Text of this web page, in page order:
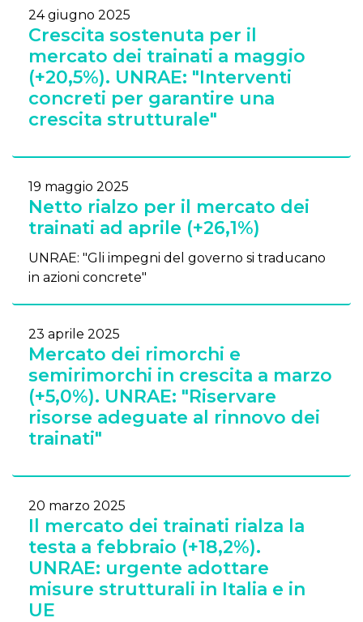
24 giugno 2025
Crescita sostenuta per il
mercato dei trainati a maggio
(+20,5%). UNRAE: "Interventi
concreti per garantire una
crescita strutturale"
19 maggio 2025
Netto rialzo per il mercato dei
trainati ad aprile (+26,1%)
UNRAE: "Gli impegni del governo si traducano
in azioni concrete"
23 aprile 2025
Mercato dei rimorchi e
semirimorchi in crescita a marzo
(+5,0%). UNRAE: "Riservare
risorse adeguate al rinnovo dei
trainati"
20 marzo 2025
Il mercato dei trainati rialza la
testa a febbraio (+18,2%).
UNRAE: urgente adottare
misure strutturali in Italia e in
UE